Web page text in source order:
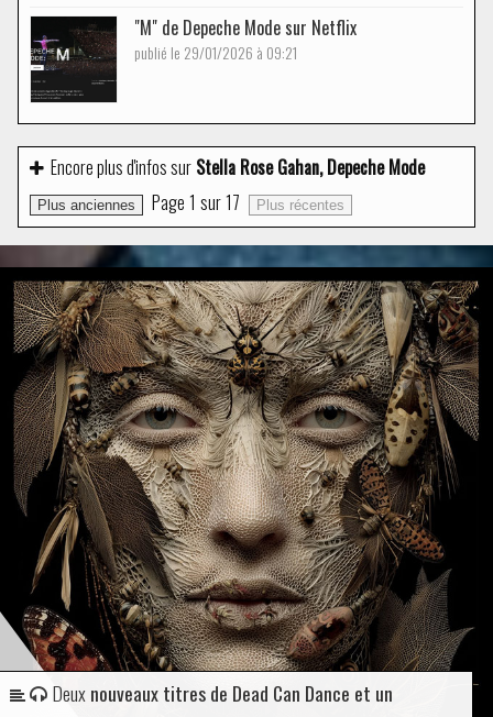
"M" de Depeche Mode sur Netflix
publié le 29/01/2026 à 09:21
Encore plus d'infos sur Stella Rose Gahan, Depeche Mode
Plus anciennes Page 1 sur17 Plus récentes
Deuxnouveaux titres de Dead Can Dance et un